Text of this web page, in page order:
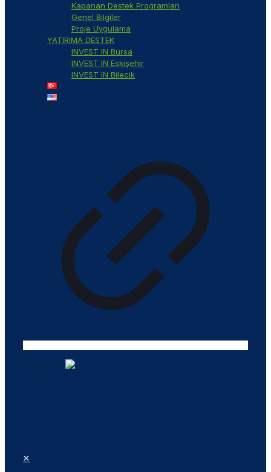
Kapanan Destek Programları
Genel Bilgiler
Proje Uygulama
YATIRIMA DESTEK
INVEST IN Bursa
INVEST IN Eskişehir
INVEST IN Bilecik
✕